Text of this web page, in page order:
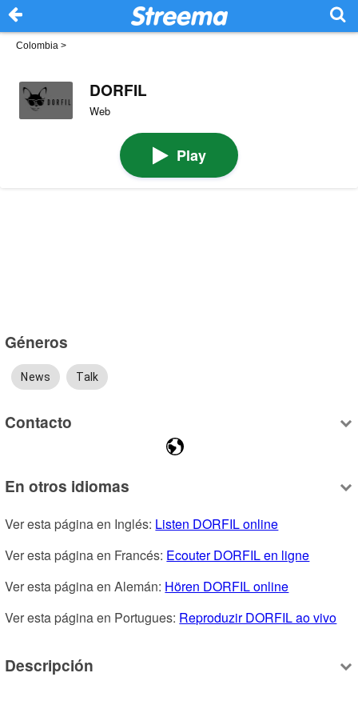
Colombia >
DORFIL
Web
Play
Géneros
News Talk
Contacto
En otros idiomas
Ver esta página en Inglés: Listen DORFIL online
Ver esta página en Francés: Ecouter DORFIL en ligne
Ver esta página en Alemán: Hören DORFIL online
Ver esta página en Portugues: Reproduzir DORFIL ao vivo
Descripción